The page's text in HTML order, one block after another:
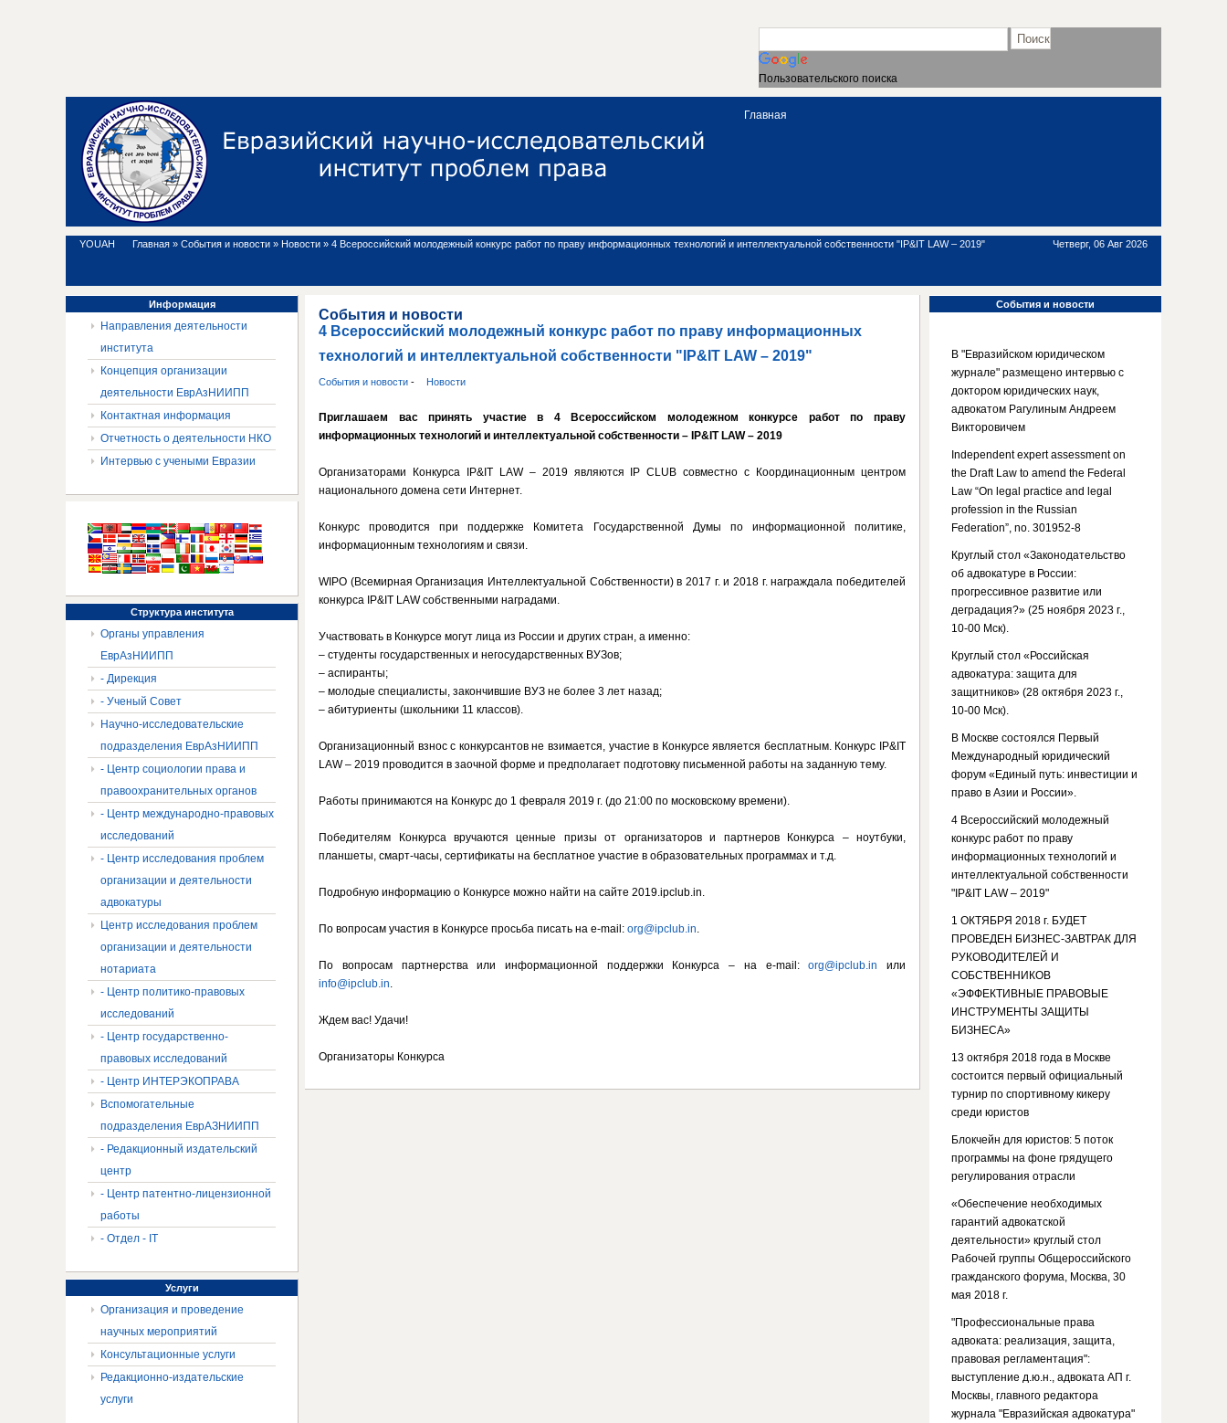
Пользовательского поиска
Главная
YOUAH Главная » События и новости » Новости » 4 Всероссийский молодежный конкурс работ по праву информационных технологий и интеллектуальной собственности "IP&IT LAW – 2019" Четверг, 06 Авг 2026
События и новости
4 Всероссийский молодежный конкурс работ по праву информационных
технологий и интеллектуальной собственности "IP&IT LAW – 2019"
События и новости- Новости
Приглашаем вас принять участие в 4 Всероссийском молодежном конкурсе работ по праву
информационных технологий и интеллектуальной собственности – IP&IT LAW – 2019
Организаторами Конкурса IP&IT LAW – 2019 являются IP CLUB совместно с Координационным центром
национального домена сети Интернет.
Конкурс проводится при поддержке Комитета Государственной Думы по информационной политике,
информационным технологиям и связи.
WIPO (Всемирная Организация Интеллектуальной Собственности) в 2017 г. и 2018 г. награждала победителей
конкурса IP&IT LAW собственными наградами.
Участвовать в Конкурсе могут лица из России и других стран, а именно:
– студенты государственных и негосударственных ВУЗов;
– аспиранты;
– молодые специалисты, закончившие ВУЗ не более 3 лет назад;
– абитуриенты (школьники 11 классов).
Организационный взнос с конкурсантов не взимается, участие в Конкурсе является бесплатным. Конкурс IP&IT
LAW – 2019 проводится в заочной форме и предполагает подготовку письменной работы на заданную тему.
Работы принимаются на Конкурс до 1 февраля 2019 г. (до 21:00 по московскому времени).
Победителям Конкурса вручаются ценные призы от организаторов и партнеров Конкурса – ноутбуки,
планшеты, смарт-часы, сертификаты на бесплатное участие в образовательных программах и т.д.
Подробную информацию о Конкурсе можно найти на сайте 2019.ipclub.in.
По вопросам участия в Конкурсе просьба писать на e-mail:org@ipclub.in.
По вопросам партнерства или информационной поддержки Конкурса – на e-mail:org@ipclub.in или
info@ipclub.in.
Ждем вас! Удачи!
Организаторы Конкурса
Информация
Направления деятельности
института
Концепция организации
деятельности ЕврАзНИИПП
Контактная информация
Отчетность о деятельности НКО
Интервью с учеными Евразии
Структураинститута
Органы управления
ЕврАзНИИПП
- Дирекция
- Ученый Совет
Научно-исследовательские
подразделения ЕврАзНИИПП
- Центр социологии права и
правоохранительных органов
- Центр международно-правовых
исследований
- Центр исследования проблем
организации и деятельности
адвокатуры
Центр исследования проблем
организации и деятельности
нотариата
- Центр политико-правовых
исследований
- Центр государственно-
правовых исследований
- Центр ИНТЕРЭКОПРАВА
Вспомогательные
подразделения ЕврАЗНИИПП
- Редакционный издательский
центр
- Центр патентно-лицензионной
работы
- Отдел - IT
Услуги
Организация и проведение
научных мероприятий
Консультационные услуги
Редакционно-издательские
услуги
События и новости
В "Евразийском юридическом
журнале" размещено интервью с
доктором юридических наук,
адвокатом Рагулиным Андреем
Викторовичем
Independent expert assessment on
the Draft Law to amend the Federal
Law “On legal practice and legal
profession in the Russian
Federation”, no. 301952-8
Круглый стол «Законодательство
об адвокатуре в России:
прогрессивное развитие или
деградация?» (25 ноября 2023 г.,
10-00 Мск).
Круглый стол «Российская
адвокатура: защита для
защитников» (28 октября 2023 г.,
10-00 Мск).
В Москве состоялся Первый
Международный юридический
форум «Единый путь: инвестиции и
право в Азии и России».
4 Всероссийский молодежный
конкурс работ по праву
информационных технологий и
интеллектуальной собственности
"IP&IT LAW – 2019"
1 ОКТЯБРЯ 2018 г. БУДЕТ
ПРОВЕДЕН БИЗНЕС-ЗАВТРАК ДЛЯ
РУКОВОДИТЕЛЕЙ И
СОБСТВЕННИКОВ
«ЭФФЕКТИВНЫЕ ПРАВОВЫЕ
ИНСТРУМЕНТЫ ЗАЩИТЫ
БИЗНЕСА»
13 октября 2018 года в Москве
состоится первый официальный
турнир по спортивному кикеру
среди юристов
Блокчейн для юристов: 5 поток
программы на фоне грядущего
регулирования отрасли
«Обеспечение необходимых
гарантий адвокатской
деятельности» круглый стол
Рабочей группы Общероссийского
гражданского форума, Москва, 30
мая 2018 г.
"Профессиональные права
адвоката: реализация, защита,
правовая регламентация":
выступление д.ю.н., адвоката АП г.
Москвы, главного редактора
журнала "Евразийская адвокатура"